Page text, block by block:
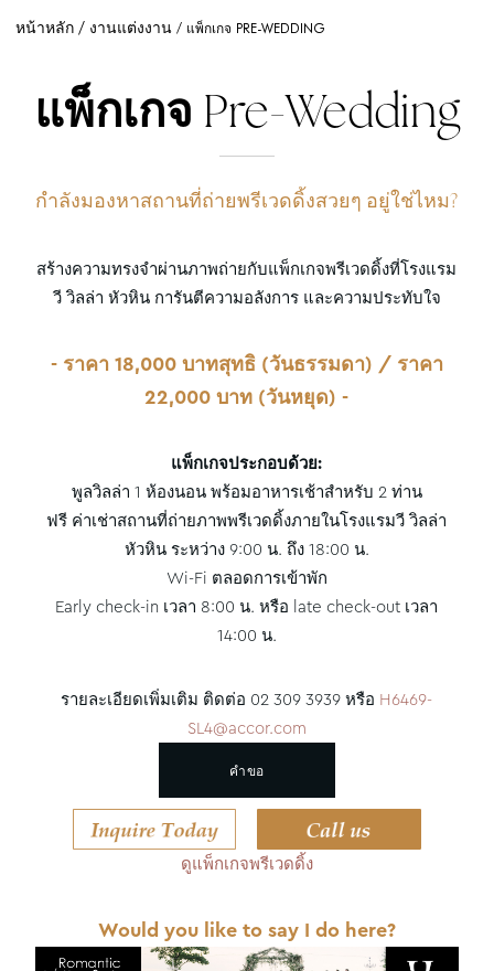
หน้าหลัก งานแต่งงาน แพ็กเกจ PRE-WEDDING
แพ็กเกจ Pre-Wedding
กำลังมองหาสถานที่ถ่ายพรีเวดดิ้งสวยๆ อยู่ใช่ไหม?
สร้างความทรงจำผ่านภาพถ่ายกับแพ็กเกจพรีเวดดิ้งที่โรงแรม
วี วิลล่า หัวหิน การันตีความอลังการ และความประทับใจ
- ราคา 18,000 บาทสุทธิ (วันธรรมดา) / ราคา
22,000 บาท (วันหยุด) -
แพ็กเกจประกอบด้วย:
พูลวิลล่า 1 ห้องนอน พร้อมอาหารเช้าสำหรับ 2 ท่าน
ฟรี ค่าเช่าสถานที่ถ่ายภาพพรีเวดดิ้งภายในโรงแรมวี วิลล่า
หัวหิน ระหว่าง 9:00 น. ถึง 18:00 น.
Wi-Fi ตลอดการเข้าพัก
Early check-in เวลา 8:00 น. หรือ late check-out เวลา
14:00 น.
รายละเอียดเพิ่มเติม ติดต่อ 02 309 3939 หรือ H6469-
SL4@accor.com
คำขอ
ดูแพ็กเกจพรีเวดดิ้ง
Would you like to say I do here?